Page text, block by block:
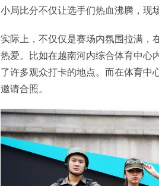
小局比分不仅让选手们热血沸腾，现
实际上，不仅仅是赛场内氛围拉满，
热爱。比如在越南河内综合体育中心
了许多观众打卡的地点。而在体育中
邀请合照。